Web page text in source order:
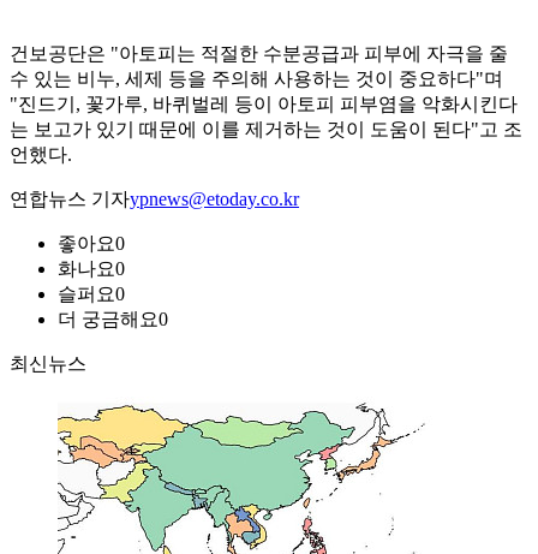
건보공단은 "아토피는 적절한 수분공급과 피부에 자극을 줄
수 있는 비누, 세제 등을 주의해 사용하는 것이 중요하다"며
"진드기, 꽃가루, 바퀴벌레 등이 아토피 피부염을 악화시킨다
는 보고가 있기 때문에 이를 제거하는 것이 도움이 된다"고 조
언했다.
연합뉴스 기자ypnews@etoday.co.kr
좋아요0
화나요0
슬퍼요0
더 궁금해요0
최신뉴스